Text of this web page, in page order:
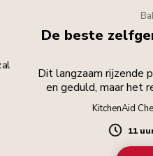
De beste
Dit langzaam rijzende
en geduld, maar het
KitchenAid
11